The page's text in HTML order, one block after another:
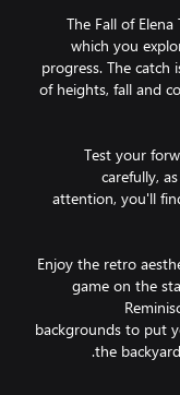
The Fall of
which you
progress. The
of heights, fall and
Test your
carefully,
attention, you'll
Enjoy the retro
game on the
backgrounds to put
the